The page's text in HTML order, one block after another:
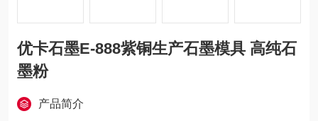
优卡石墨E-888紫铜生产石墨模具 高纯石
墨粉
产品简介